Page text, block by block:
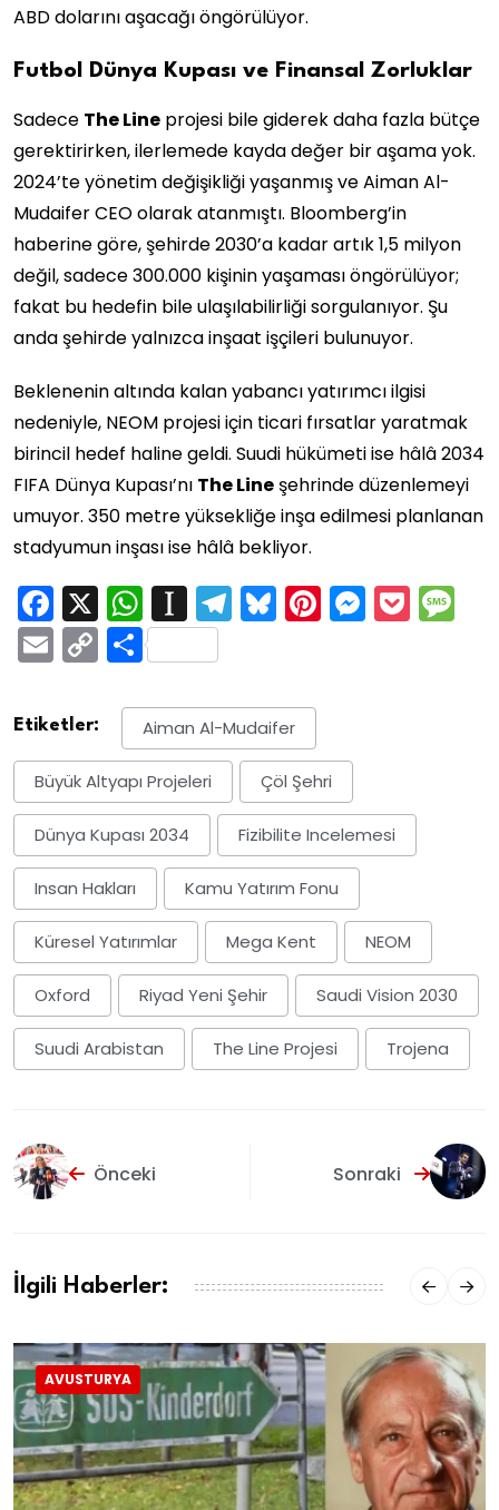
ABD dolarını aşacağı öngörülüyor.
Futbol Dünya Kupası ve Finansal Zorluklar
Sadece The Line projesi bile giderek daha fazla bütçe
gerektirirken, ilerlemede kayda değer bir aşama yok.
2024’te yönetim değişikliği yaşanmış ve Aiman Al-
Mudaifer CEO olarak atanmıştı. Bloomberg’in
haberine göre, şehirde 2030’a kadar artık 1,5 milyon
değil, sadece 300.000 kişinin yaşaması öngörülüyor;
fakat bu hedefin bile ulaşılabilirliği sorgulanıyor. Şu
anda şehirde yalnızca inşaat işçileri bulunuyor.
Beklenenin altında kalan yabancı yatırımcı ilgisi
nedeniyle, NEOM projesi için ticari fırsatlar yaratmak
birincil hedef haline geldi. Suudi hükümeti ise hâlâ 2034
FIFA Dünya Kupası’nı The Lineşehrinde düzenlemeyi
umuyor. 350 metre yüksekliğe inşa edilmesi planlanan
stadyumun inşası ise hâlâ bekliyor.
Facebook
X WhatsApp
Instapaper
Telegram
Bluesky
Pinterest
EmailCopy
Link
Share
Etiketler: Aiman Al-Mudaifer
Büyük Altyapı Projeleri Çöl Şehri
Dünya Kupası 2034 Fizibilite Incelemesi
Insan Hakları Kamu Yatırım Fonu
Küresel Yatırımlar Mega Kent NEOM
Oxford Riyad Yeni Şehir Saudi Vision 2030
Suudi Arabistan The Line Projesi Trojena
Önceki Sonraki
İlgili Haberler:
AVUSTURYA